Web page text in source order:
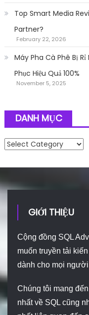
Top Smart Media
Partner?
February 22, 2026
Máy Pha Cà Phê Bị
Phục Hiệu Quả 100%
November 5, 2025
DANH MỤC
Danh mục
GIỚI THIỆU
Cộng đồng SQL
muốn truyền tải
dành cho mọi
Chúng tôi mang
nhất về SQL cũng